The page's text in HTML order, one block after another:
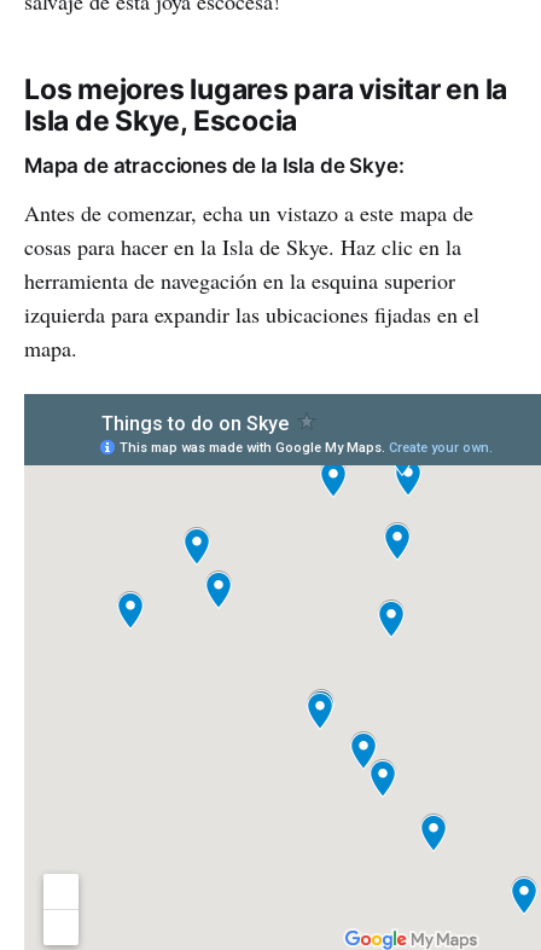
Los mejores lugares para visitar en la
Isla de Skye, Escocia
Mapa de atracciones de la Isla de Skye:
Antes de comenzar, echa un vistazo a este mapa de
cosas para hacer en la Isla de Skye. Haz clic en la
herramienta de navegación en la esquina superior
izquierda para expandir las ubicaciones fijadas en el
mapa.